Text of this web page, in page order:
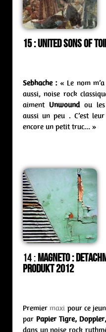
15 : United Sons of
Sebhache : « Le nom
aussi, noise rock
aiment Unwoundou les
aussi un peu . C’est
encore un petit truc… »
14 :Magneto :
Produkt 2012
Premiermaxi pour ce
par Papier Tigre,
dans un noise rock